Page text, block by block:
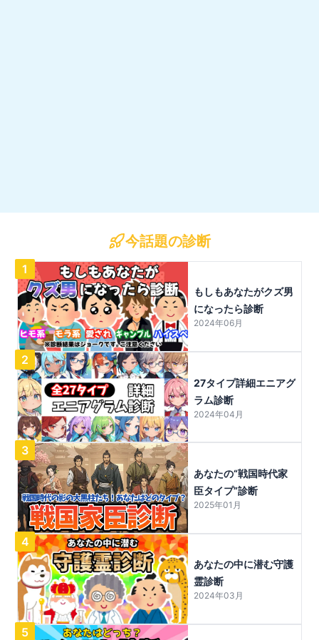
今話題の診断
1
もしもあなたがクズ男
になったら診断
2024年06月
2
27タイプ詳細エニアグ
ラム診断
2024年04月
3
あなたの“戦国時代家
臣タイプ”診断
2025年01月
4
あなたの中に潜む守護
霊診断
2024年03月
5